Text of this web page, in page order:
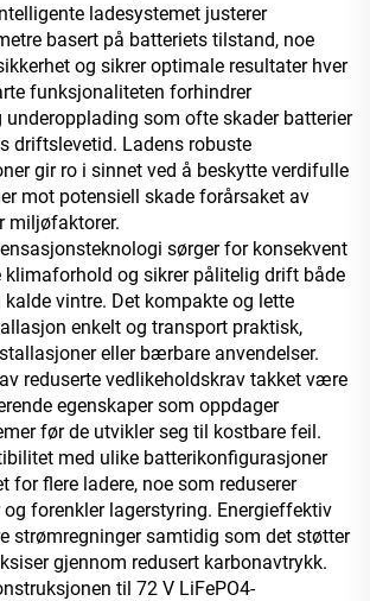
ladesystemet justerer
basert på batteriets tilstand, noe
og sikrer optimale resultater hver
funksjonaliteten forhindrer
som ofte skader batterier
driftslevetid. Ladens robuste
gir ro i sinnet ved å beskytte verdifulle
mot potensiell skade forårsaket av
miljøfaktorer.
sørger for konsekvent
klimaforhold og sikrer pålitelig drift både
vintre. Det kompakte og lette
enkelt og transport praktisk,
eller bærbare anvendelser.
reduserte vedlikeholdskrav takket være
egenskaper som oppdager
før de utvikler seg til kostbare feil.
med ulike batterikonfigurasjoner
for flere ladere, noe som reduserer
forenkler lagerstyring. Energieffektiv
strømregninger samtidig som det støtter
gjennom redusert karbonavtrykk.
til 72 V LiFePO4-